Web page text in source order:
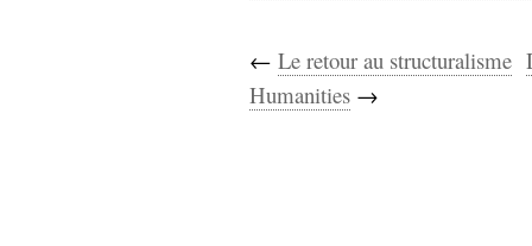
← Le retour au structuralisme
Humanities →